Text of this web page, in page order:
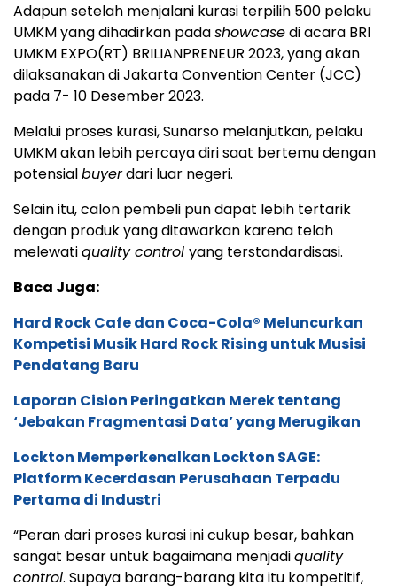
Adapun setelah menjalani kurasi terpilih 500 pelaku
UMKM yang dihadirkan padashowcasedi acara BRI
UMKM EXPO(RT) BRILIANPRENEUR 2023, yang akan
dilaksanakan di Jakarta Convention Center (JCC)
pada 7- 10 Desember 2023.
Melalui proses kurasi, Sunarso melanjutkan, pelaku
UMKM akan lebih percaya diri saat bertemu dengan
potensialbuyerdari luar negeri.
Selain itu, calon pembeli pun dapat lebih tertarik
dengan produk yang ditawarkan karena telah
melewatiquality control yang terstandardisasi.
Baca Juga:
Hard Rock Cafe dan Coca-Cola® Meluncurkan
Kompetisi Musik Hard Rock Rising untuk Musisi
Pendatang Baru
Laporan Cision Peringatkan Merek tentang
‘Jebakan Fragmentasi Data’ yang Merugikan
Lockton Memperkenalkan Lockton SAGE:
Platform Kecerdasan Perusahaan Terpadu
Pertama di Industri
“Peran dari proses kurasi ini cukup besar, bahkan
sangat besar untuk bagaimana menjadiquality
control. Supaya barang-barang kita itu kompetitif,